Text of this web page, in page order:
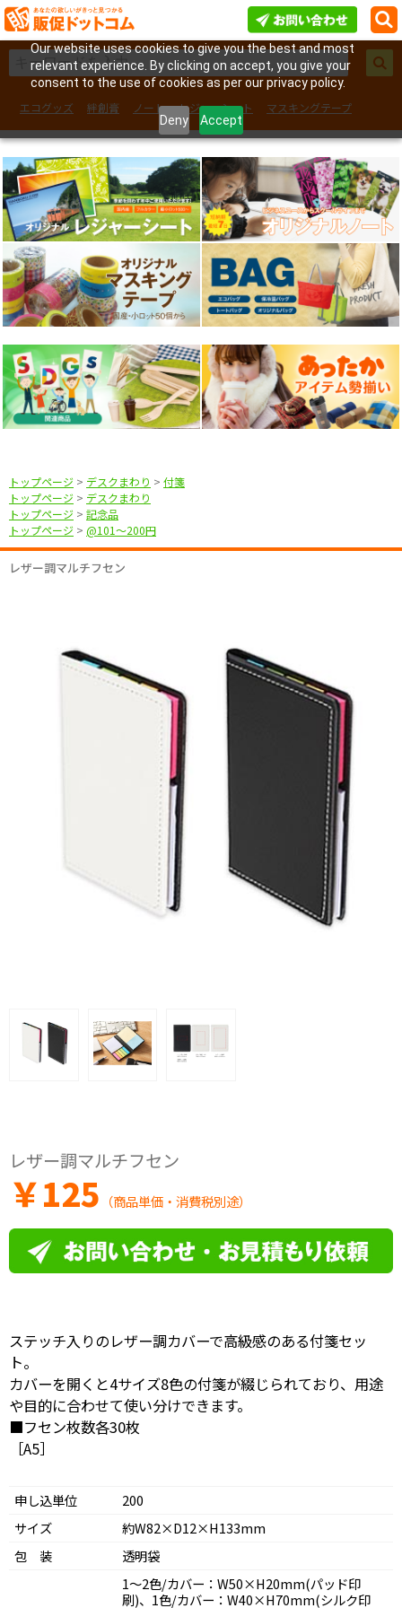
Our website uses cookies to give you the best and most
relevant experience. By clicking on accept, you give your
consent to the use of cookies as per our privacy policy.
Deny Accept
エコグッズ 絆創膏 ノート レジャーシート
マスキングテープ
フェイスシール
トップページ > デスクまわり > 付箋
トップページ > デスクまわり
トップページ > 記念品
トップページ > @101〜200円
レザー調マルチフセン
レザー調マルチフセン
￥125 （商品単価・消費税別途）
ステッチ入りのレザー調カバーで高級感のある付箋セッ
ト。
カバーを開くと4サイズ8色の付箋が綴じられており、用途
や目的に合わせて使い分けできます。
■フセン枚数各30枚
［A5］
申し込単位
200
サイズ
約W82×D12×H133mm
包 装
透明袋
1～2色/カバー：W50×H20mm(パッド印
刷)、1色/カバー：W40×H70mm(シルク印